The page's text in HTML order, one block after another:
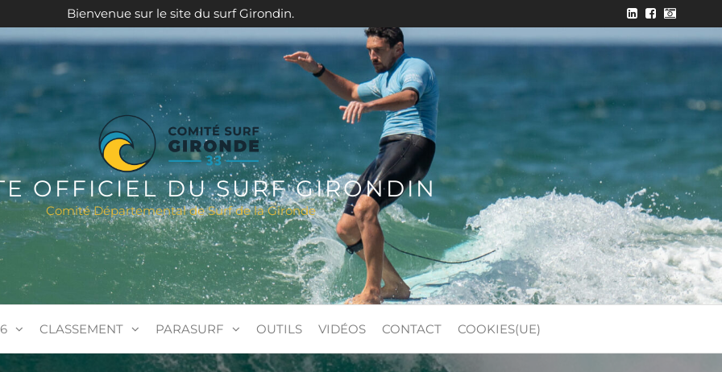
Bienvenue sur le site du surf Girondin.
OFFICIEL DU SURF GIRONDIN
Comité Départemental de Surf de la Gironde
CLASSEMENT PARASURF OUTILS VIDÉOS CONTACT COOKIES(UE)